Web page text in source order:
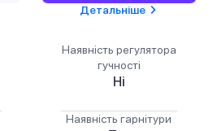
Детальніше
Наявність регулятора
гучності
Ні
Наявність гарнітури